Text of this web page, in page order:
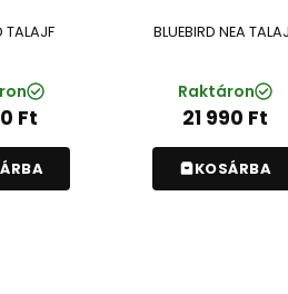
TALAJF
Ft
BLUEBIRD NEA
Raktáron
21 990 Ft
KOSÁRBA